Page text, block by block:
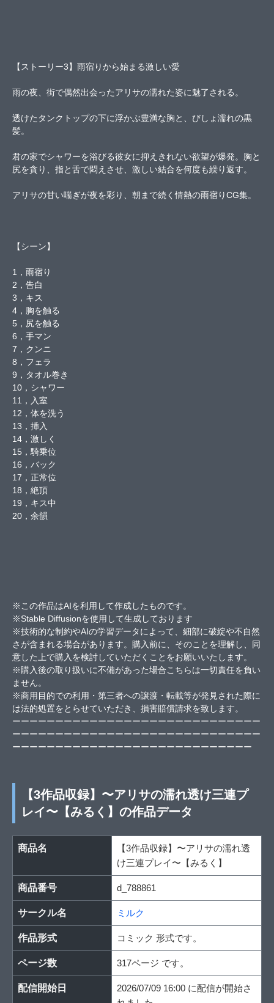
【ストーリー3】雨宿りから始まる激しい愛
雨の夜、街で偶然出会ったアリサの濡れた姿に魅了される。
透けたタンクトップの下に浮かぶ豊満な胸と、びしょ濡れの黒
髪。
君の家でシャワーを浴びる彼女に抑えきれない欲望が爆発。胸と
尻を貪り、指と舌で悶えさせ、激しい結合を何度も繰り返す。
アリサの甘い喘ぎが夜を彩り、朝まで続く情熱の雨宿りCG集。
【シーン】
1，雨宿り
2，告白
3，キス
4，胸を触る
5，尻を触る
6，手マン
7，クンニ
8，フェラ
9，タオル巻き
10，シャワー
11，入室
12，体を洗う
13，挿入
14，激しく
15，騎乗位
16，バック
17，正常位
18，絶頂
19，キス中
20，余韻
※この作品はAIを利用して作成したものです。
※Stable Diffusionを使用して生成しております
※技術的な制約やAIの学習データによって、細部に破綻や不自然
さが含まれる場合があります。購入前に、そのことを理解し、同
意した上で購入を検討していただくことをお願いいたします。
※購入後の取り扱いに不備があった場合こちらは一切責任を負い
ません。
※商用目的での利用・第三者への譲渡・転載等が発見された際に
は法的処置をとらせていただき、損害賠償請求を致します。
ーーーーーーーーーーーーーーーーーーーーーーーーーーーーー
ーーーーーーーーーーーーーーーーーーーーーーーーーーーーー
ーーーーーーーーーーーーーーーーーーーーーーーーーーーー
【3作品収録】〜アリサの濡れ透け三連プ
レイ〜【みるく】の作品データ
商品名
【3作品収録】〜アリサの濡れ透
け三連プレイ〜【みるく】
商品番号 d_788861
サークル名 ミルク
作品形式 コミック 形式です。
ページ数 317ページ です。
配信開始日
2026/07/09 16:00 に配信が開始さ